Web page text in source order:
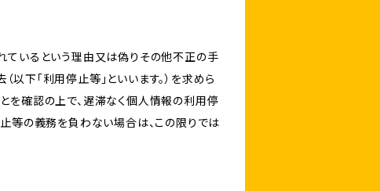
ているという理由又は偽りその他不正の手
下「利用停止等」といいます。）を求めら
を確認の上で、遅滞なく個人情報の利用停
等の義務を負わない場合は、この限りでは